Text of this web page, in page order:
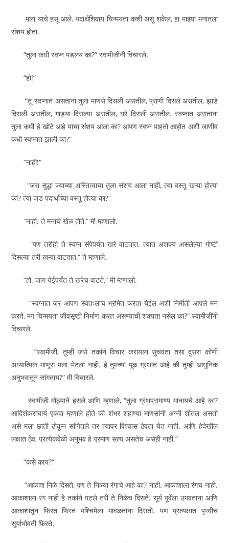
मला याचे हसू आले. पदार्थशिवाय चिन्मयता कशी असू शकेल, हा माझ्या मनातला
संशय होता.
“तुला कधी स्वप्न पडलंय का?“ स्वामीजींनी विचारले.
“हो!“
“तू स्वप्नात असताना तुला माणसे दिसली असतील, प्राणी दिसले असतील, झाडे
दिसली असतील, गाड्या दिसल्या असतील, घरे दिसली असतील. स्वप्नात असताना
तुला कधी हे खोटे आहे याचा संशय आला का? आपण स्वप्न पाहतो आहोत अशी जाणीव
कधी स्वप्नात झाली का?“
“नाही!“
“जरा सुद्धा ज्याच्या अस्तित्वाचा तुला संशय आला नाही, त्या वस्तू खऱ्या होत्या
का? त्या जड पदार्थाच्या वस्तू होत्या का?“
“नाही. ते मनाचे खेळ होते,“ मी म्हणालो.
“पण तरीही ते स्वप्न संपेपर्यंत खरे वाटतात. त्यात अशक्य असलेल्या गोष्टी
दिसल्या तरी खऱ्या वाटतात,“ ते म्हणाले.
“हो. जाग येईपर्यंत ते खरेच वाटते,“ मी म्हणालो.
“स्वप्नात जर आपण स्वतःलाच भ्रमित करता येईल अशी निर्मीती आपले मन
करते, मग चिन्मयता जीवसृष्टी निर्माण करत असण्याची शक्यता नसेल का?“ स्वामीजींनी
विचारले.
“स्वामीजी, तुम्ही जसे तर्काने विचार करायला सुचवता तसा दुसरा कोणी
अध्यात्मिक माणूस मला भेटला नाही. हे तुमच्या मूळ ग्रंथात आहे की तुम्ही आधुनिक
अनुभवातून सांगताय?“ मी विचारले.
स्वामीजी मोठ्याने हसले आणि म्हणाले, “तुला ग्रंथप्रामाण्य मानायचे आहे का?
आदिशंकराचार्य एकदा म्हणाले होते की शंभर शहाण्या माणसांनी अग्नी शीतल असतो
असे मला छाती ठोकून सांगितले तर त्यावर विश्‍वास ठेवता येत नाही. आणि हेदेखील
लक्षात ठेव, प्रत्येकवेळी अनुभव हे प्रमाण सत्य असतेच असेही नाही.“
“कसे काय?“
“आकाश निळे दिसते, पण ते निळ्या रंगाचे आहे का? नाही. आकाशाला रंगच नाही.
आकाशाला रंग नाही हे तर्काने पटले तरी ते निळेच दिसते. सूर्य पूर्वेला उगवताना आणि
आकाशातून फिरत फिरत पश्‍चिमेला मावळताना दिसतो. पण प्रत्यक्षात पृथ्वीच
सूर्याभोवती फिरते.